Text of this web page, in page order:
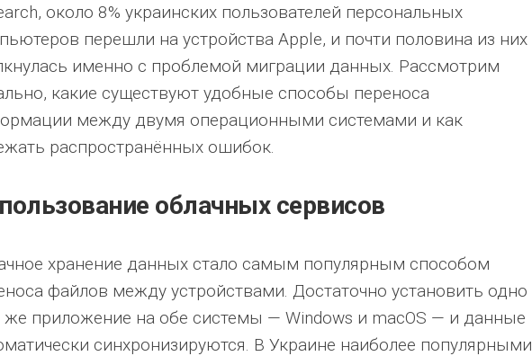
около 8% украинских пользователей персональных
перешли на устройства Apple, и почти половина из них
именно с проблемой миграции данных. Рассмотрим
какие существуют удобные способы переноса
между двумя операционными системами и как
распространённых ошибок.
облачных сервисов
хранение данных стало самым популярным способом
файлов между устройствами. Достаточно установить одно
же приложение на обе системы — Windows и macOS — и данные
синхронизируются. В Украине наиболее популярными